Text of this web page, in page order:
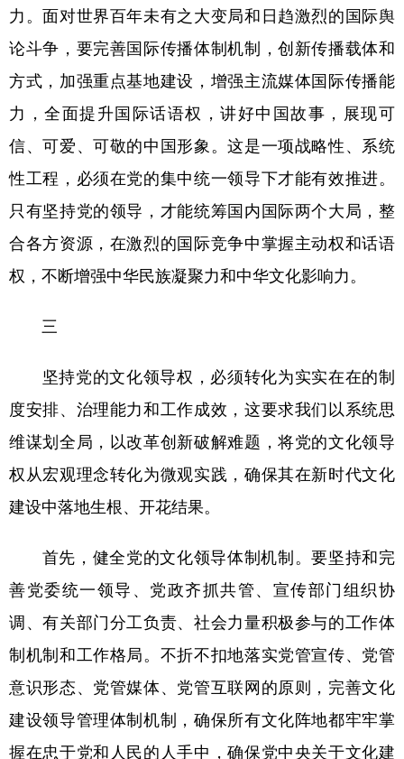
力。面对世界百年未有之大变局和日趋激烈的国际舆
论斗争，要完善国际传播体制机制，创新传播载体和
方式，加强重点基地建设，增强主流媒体国际传播能
力，全面提升国际话语权，讲好中国故事，展现可
信、可爱、可敬的中国形象。这是一项战略性、系统
性工程，必须在党的集中统一领导下才能有效推进。
只有坚持党的领导，才能统筹国内国际两个大局，整
合各方资源，在激烈的国际竞争中掌握主动权和话语
权，不断增强中华民族凝聚力和中华文化影响力。
三
坚持党的文化领导权，必须转化为实实在在的制
度安排、治理能力和工作成效，这要求我们以系统思
维谋划全局，以改革创新破解难题，将党的文化领导
权从宏观理念转化为微观实践，确保其在新时代文化
建设中落地生根、开花结果。
首先，健全党的文化领导体制机制。要坚持和完
善党委统一领导、党政齐抓共管、宣传部门组织协
调、有关部门分工负责、社会力量积极参与的工作体
制机制和工作格局。不折不扣地落实党管宣传、党管
意识形态、党管媒体、党管互联网的原则，完善文化
建设领导管理体制机制，确保所有文化阵地都牢牢掌
握在忠于党和人民的人手中，确保党中央关于文化建